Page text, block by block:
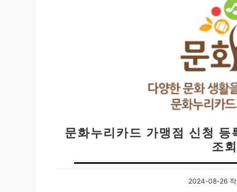
문화누리카드 가맹점 신청
조
2024-08-26